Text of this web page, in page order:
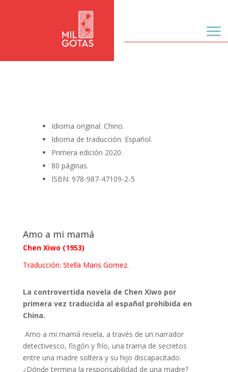
Idioma original: Chino.
Idioma de traducción: Español.
Primera edición 2020.
80 páginas.
ISBN: 978-987-47109-2-5
Amo a mi mamá
Chen Xiwo (1953)
Traducción: Stella Maris Gomez.
La controvertida novela de Chen Xiwo por
primera vez traducida al español prohibida en
China.
Amo a mi mamá revela, a través de un narrador
detectivesco, fisgón y frío, una trama de secretos
entre una madre soltera y su hijo discapacitado.
¿Dónde termina la responsabilidad de una madre?